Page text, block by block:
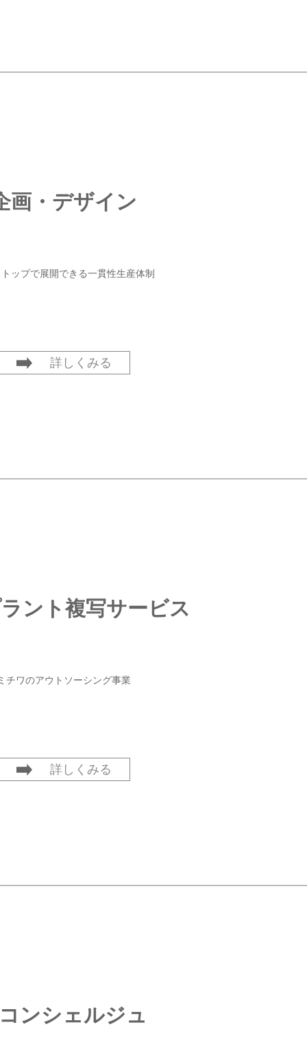
画・デザイン
ップで展開できる一貫性生産体制
詳しくみる
ント複写サービス
チワのアウトソーシング事業
詳しくみる
ンシェルジュ